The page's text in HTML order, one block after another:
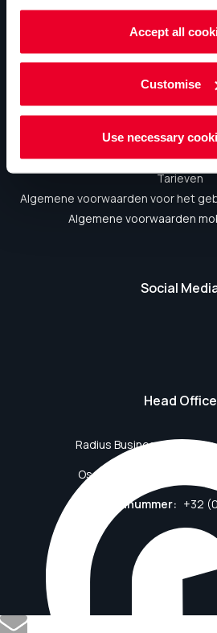
Accept all
Customise
Use necessary
Informatie
Privacybeleid
Tarieven
Algemene voorwaarden voor het
Algemene voorwaarden
Social
Head Office
Radius Business Solutions
Oscar Delghuststraat 60,
Telefoonnummer: +32